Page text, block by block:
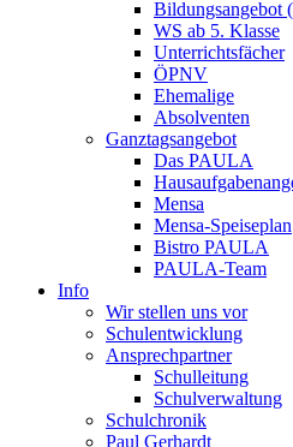
Bildungsangebot
WS ab 5. Klasse
Unterrichtsfächer
ÖPNV
Ehemalige
Absolventen
Ganztagsangebot
Das PAULA
Mensa
Mensa-Speiseplan
Bistro PAULA
PAULA-Team
Info
Wir stellen uns vor
Schulentwicklung
Ansprechpartner
Schulleitung
Schulverwaltung
Schulchronik
Paul Gerhardt